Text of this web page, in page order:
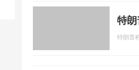
特
特朗普